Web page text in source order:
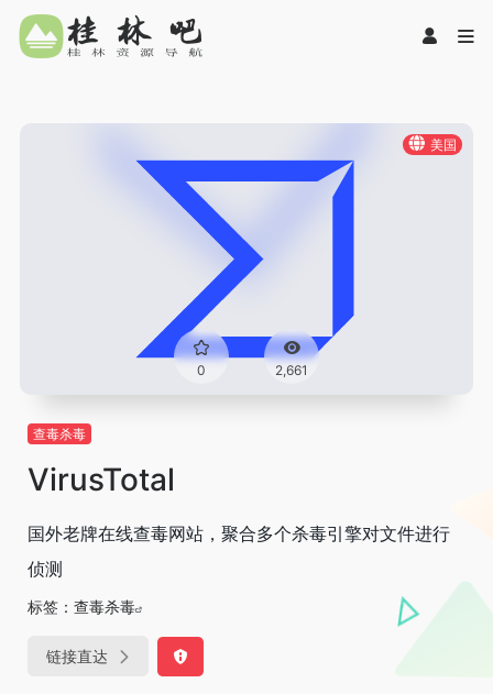
美国
0 2,661
查毒杀毒
VirusTotal
国外老牌在线查毒网站，聚合多个杀毒引擎对文件进行
侦测
标签： 查毒杀毒
链接直达